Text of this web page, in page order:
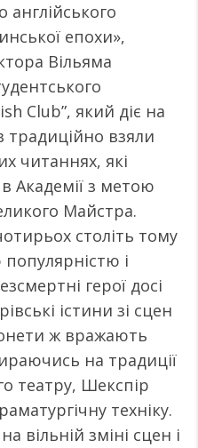
епохи»,
Вільяма
Club”, який діє на
традиційно взяли
читаннях, які
Академії з метою
Майстра.
століть тому
і
герої досі
істини зі сцен
ж вражають
на традиції
театру, Шекспір
техніку.
вільній зміні сцен і